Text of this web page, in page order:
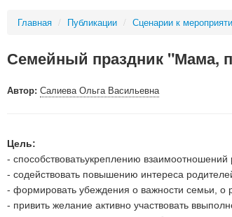
Главная / Публикации / Сценарии к
Семейный праздник "Мама,
Автор: Салиева Ольга Васильевна
Цель:
- способствоватьукреплению взаимоотношений
- содействовать повышению интереса
- формировать убеждения о важности семьи, о
- привить желание активно участвовать